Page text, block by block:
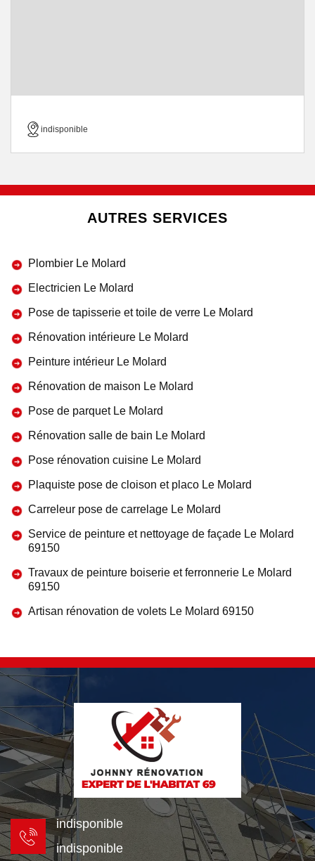
indisponible
AUTRES SERVICES
Plombier Le Molard
Electricien Le Molard
Pose de tapisserie et toile de verre Le Molard
Rénovation intérieure Le Molard
Peinture intérieur Le Molard
Rénovation de maison Le Molard
Pose de parquet Le Molard
Rénovation salle de bain Le Molard
Pose rénovation cuisine Le Molard
Plaquiste pose de cloison et placo Le Molard
Carreleur pose de carrelage Le Molard
Service de peinture et nettoyage de façade Le Molard
69150
Travaux de peinture boiserie et ferronnerie Le Molard
69150
Artisan rénovation de volets Le Molard 69150
indisponible
indisponible